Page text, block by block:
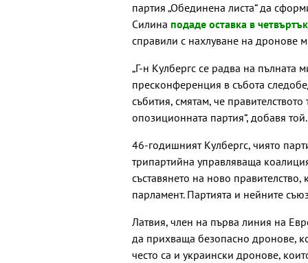
партия „Обединена листа“ да
Силина подаде оставка в четвъртък
справили с нахлуване на дронове
„Г-н Кулбергс се радва на пълната
пресконференция в събота
събития, смятам, че
опозиционната партия“, добавя той.
46-годишният Кулбергс, чиято
трипартийна управляваща
съставянето на ново
парламент. Партията и нейните
Латвия, член на първа линия на
да прихваща безопасно дронове,
често са и украински дронове,